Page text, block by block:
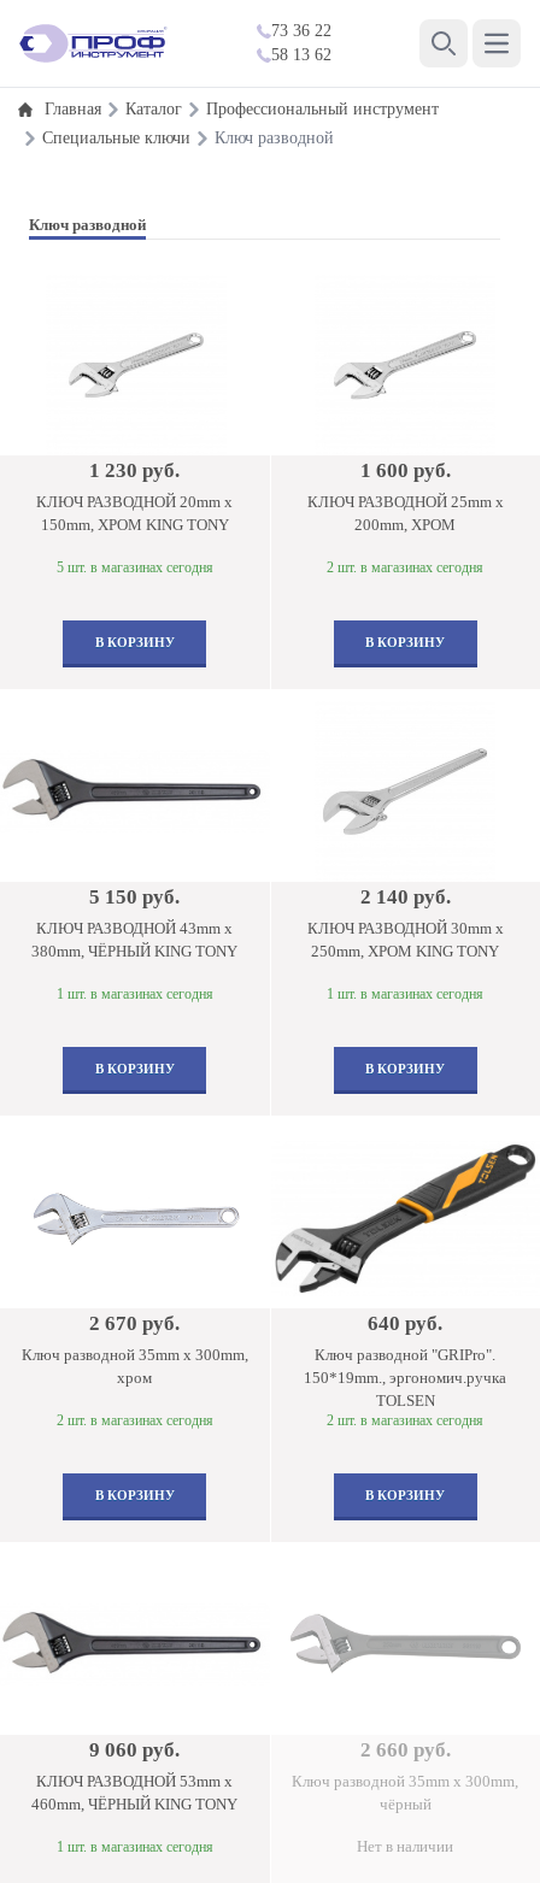
73 36 22
58 13 62
Open
Главная Каталог
Профессиональный инструмент
Специальные ключи
Ключ разводной
Ключ разводной
1 230 руб.
КЛЮЧ РАЗВОДНОЙ 20mm x
150mm, ХРОМ KING TONY
5 шт. в магазинах сегодня
В КОРЗИНУ
1 600 руб.
КЛЮЧ РАЗВОДНОЙ 25mm x
200mm, ХРОМ
2 шт. в магазинах сегодня
В КОРЗИНУ
5 150 руб.
КЛЮЧ РАЗВОДНОЙ 43mm x
380mm, ЧЁРНЫЙ KING TONY
1 шт. в магазинах сегодня
В КОРЗИНУ
2 140 руб.
КЛЮЧ РАЗВОДНОЙ 30mm x
250mm, ХРОМ KING TONY
1 шт. в магазинах сегодня
В КОРЗИНУ
2 670 руб.
Ключ разводной 35mm x 300mm,
хром
2 шт. в магазинах сегодня
В КОРЗИНУ
640 руб.
Ключ разводной "GRIPro".
150*19mm., эргономич.ручка
TOLSEN
2 шт. в магазинах сегодня
В КОРЗИНУ
9 060 руб.
КЛЮЧ РАЗВОДНОЙ 53mm x
460mm, ЧЁРНЫЙ KING TONY
1 шт. в магазинах сегодня
2 660 руб.
Ключ разводной 35mm x 300mm,
чёрный
Нет в наличии